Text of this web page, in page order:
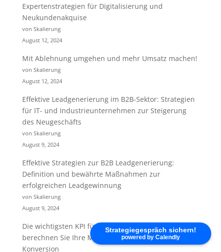
Strategiegespräch sichern!
powered by Calendly
Expertenstrategien für Digitalisierung und
Neukundenakquise
von Skalierung
August 12, 2024
Mit Ablehnung umgehen und mehr Umsatz machen!
von Skalierung
August 12, 2024
Effektive Leadgenerierung im B2B-Sektor: Strategien
für IT- und Industrieunternehmen zur Steigerung
des Neugeschäfts
von Skalierung
August 9, 2024
Effektive Strategien zur B2B Leadgenerierung:
Definition und bewährte Maßnahmen zur
erfolgreichen Leadgewinnung
von Skalierung
August 9, 2024
Die wichtigsten KPI für B2B-Kaltakquise: So
berechnen Sie Ihre Marketing-Kennzahlen zur Sales-
Konversion